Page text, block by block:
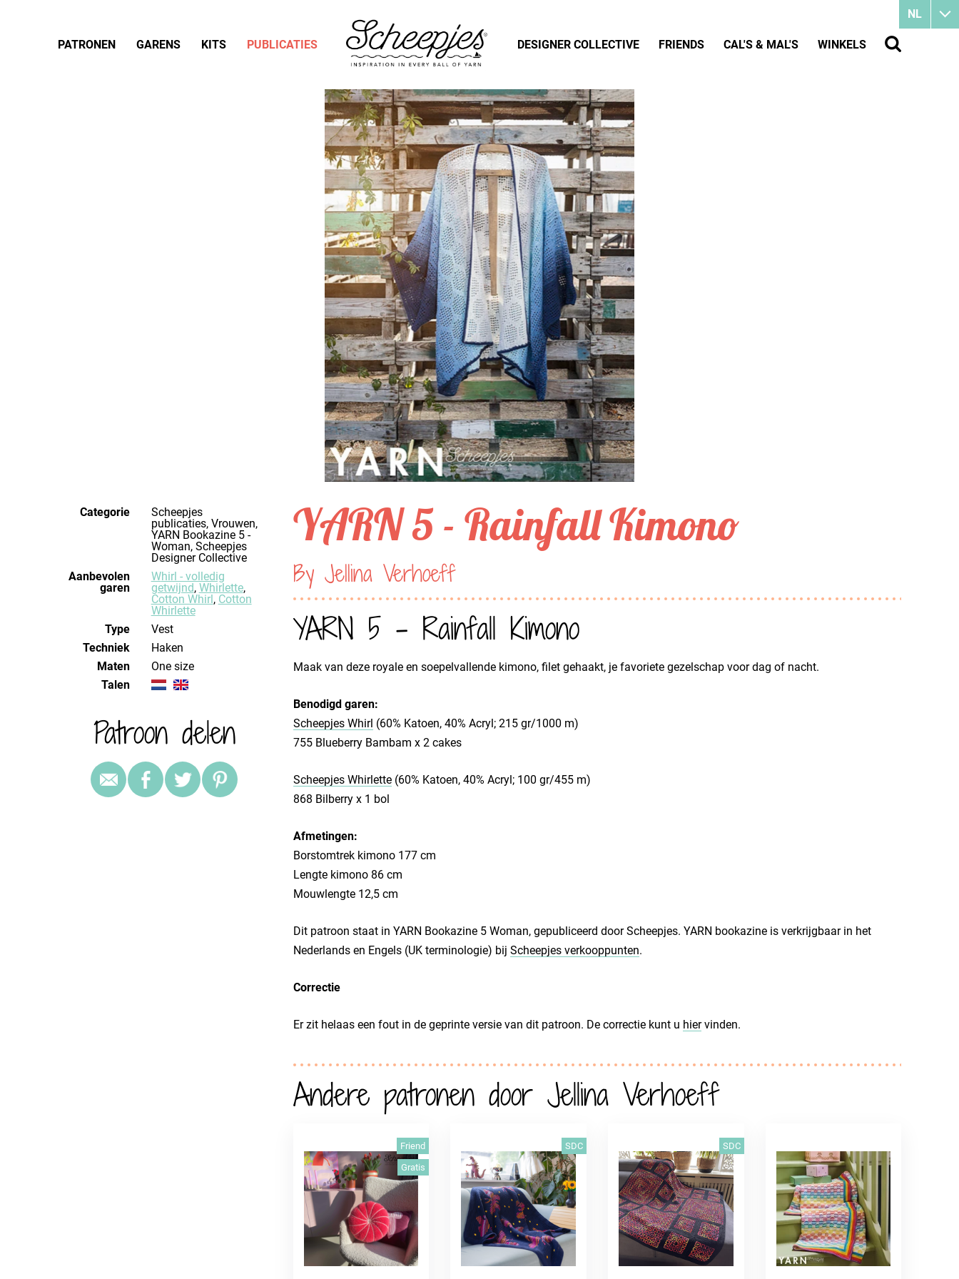
Categorie
Scheepjes
publicaties, Vrouwen,
YARN Bookazine 5 -
Woman, Scheepjes
Designer Collective
Aanbevolen
garen
Whirl - volledig
getwijnd, Whirlette,
Cotton Whirl, Cotton
Whirlette
Type
Vest
Techniek
haken
Maten
one size
Talen
Patroon delen
YARN 5 - Rainfall Kimono
By Jellina Verhoeff
YARN 5 - Rainfall Kimono
Maak van deze royale en soepelvallende kimono, filet gehaakt, je favoriete gezelschap voor dag of nacht.
Benodigd garen:
Scheepjes Whirl (60% Katoen, 40% Acryl; 215 gr/1000 m)
755 Blueberry Bambam x 2 cakes
Scheepjes Whirlette(60% Katoen, 40% Acryl; 100 gr/455 m)
868 Bilberry x 1 bol
Afmetingen:
Borstomtrek kimono 177 cm
Lengte kimono 86 cm
Mouwlengte 12,5 cm
Dit patroon staat in YARN Bookazine 5 Woman, gepubliceerd door Scheepjes. YARN bookazine is verkrijgbaar in het
Nederlands en Engels (UK terminologie) bij Scheepjes verkooppunten.
Correctie
Er zit helaas een fout in de geprinte versie van dit patroon. De correctie kunt u hiervinden.
Andere patronen door Jellina Verhoeff
Friend
Gratis
SDC SDC
NL
PATRONEN GARENS KITS PUBLICATIES DESIGNER COLLECTIVE FRIENDS CAL'S & MAL'S WINKELS